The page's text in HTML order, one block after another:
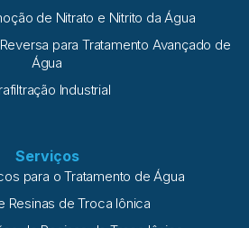
de Nitrato e Nitrito da Água
para Tratamento Avançado de
Água
Industrial
Serviços
para o Tratamento de Água
Resinas de Troca Iônica